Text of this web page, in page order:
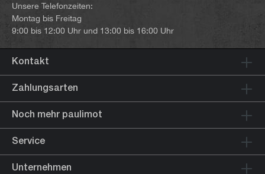
Unsere Telefonzeiten:
Montag bis Freitag
9:00 bis 12:00 Uhr und 13:00 bis 16:00 Uhr
Kontakt
Zahlungsarten
Noch mehr paulimot
Service
Unternehmen